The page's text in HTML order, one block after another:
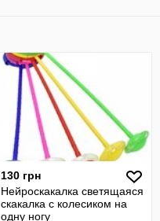
130 грн
Нейроскакалка светящаяся
скакалка с колесиком на
одну ногу